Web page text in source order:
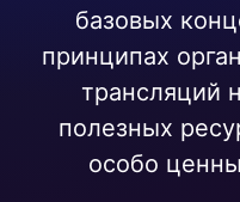
базовых
принципах
трансляций
полезных
особо